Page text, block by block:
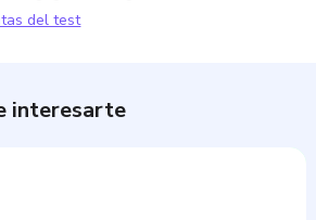
del test
interesarte